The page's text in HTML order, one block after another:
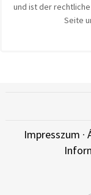
und ist der
Seite
Impresszum ·